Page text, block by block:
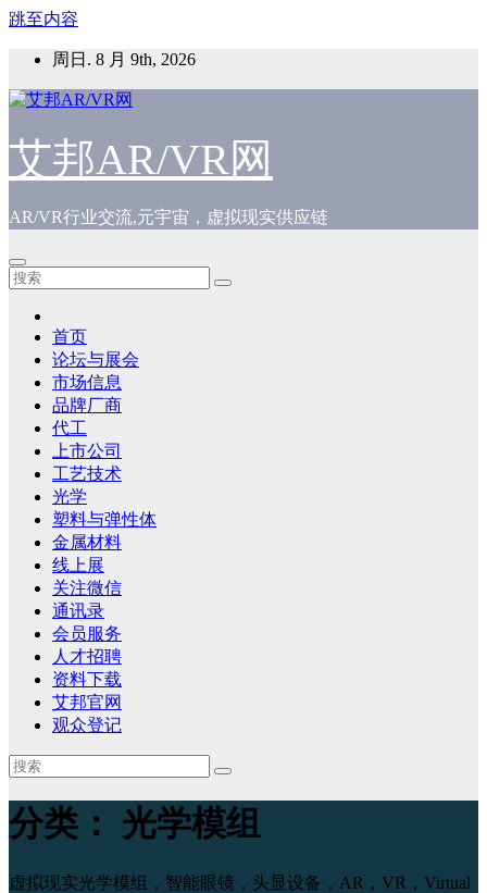
跳至内容
周日. 8 月 9th, 2026
艾邦AR/VR网
AR/VR行业交流,元宇宙，虚拟现实供应链
首页
论坛与展会
市场信息
品牌厂商
代工
上市公司
工艺技术
光学
塑料与弹性体
金属材料
线上展
关注微信
通讯录
会员服务
人才招聘
资料下载
艾邦官网
观众登记
分类： 光学模组
虚拟现实光学模组，智能眼镜，头显设备，AR，VR，Virtual